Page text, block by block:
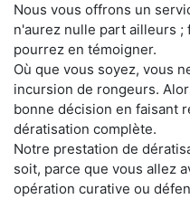
Nous vous offrons un
n'aurez nulle part ailleurs
pourrez en témoigner.
Où que vous soyez, vous
incursion de rongeurs.
bonne décision en faisant
dératisation complète.
Notre prestation de
soit, parce que vous allez
opération curative ou